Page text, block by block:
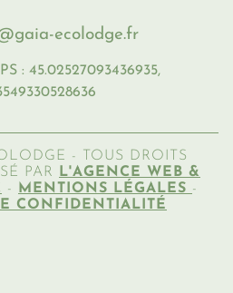
ecolodge.fr
: 45.02527093436935,
- TOUS DROITS
PAR
L'AGENCE WEB &
- MENTIONS LÉGALES -
CONFIDENTIALITÉ